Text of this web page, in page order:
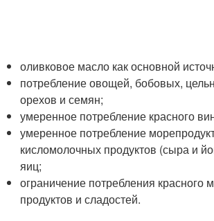
оливковое масло как основной
потребление овощей, бобовых,
орехов и семян;
умеренное потребление красного
умеренное потребление
кисломолочных продуктов (сыра и
яиц;
ограничение потребления красного
продуктов и сладостей.